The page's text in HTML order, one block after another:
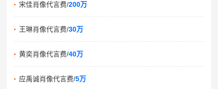
宋佳肖像代言费/200万
王琳肖像代言费/30万
黄奕肖像代言费/40万
应禹诚肖像代言费/5万